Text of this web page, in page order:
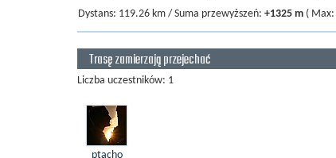
Dystans: 119.26 km / Suma przewyższeń: +1325 m ( Max:
Trasę zamierzają przejechać
Liczba uczestników: 1
ptacho